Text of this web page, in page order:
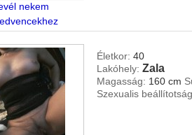
nekem
Életkor: 40
Lakóhely: Zala
Magasság: 160 cm
Szexualis